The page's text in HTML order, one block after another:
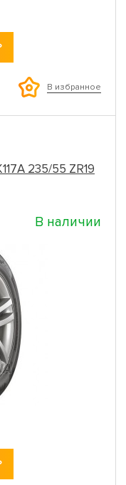
В избранное
235/55 ZR19
В наличии